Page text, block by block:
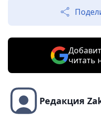
читать
Редакция